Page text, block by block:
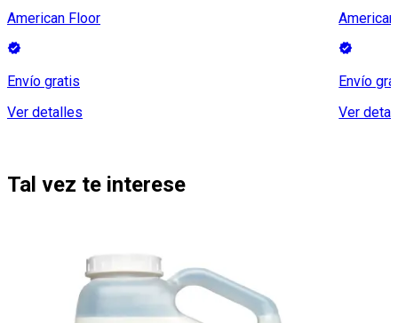
American Floor
Envío gratis
Ver detalles
Envío
Ver
Tal vez te interese